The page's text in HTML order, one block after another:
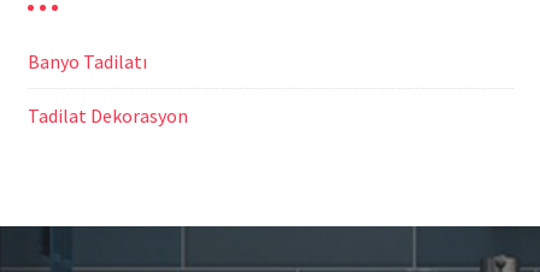
Banyo Tadilatı
Tadilat Dekorasyon